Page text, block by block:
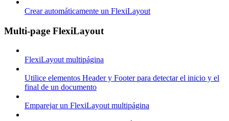
Crear automáticamente un FlexiLayout
Multi-page FlexiLayout
FlexiLayout multipágina
Utilice elementos Header y Footer para detectar el inicio y el
final de un documento
Emparejar un FlexiLayout multipágina